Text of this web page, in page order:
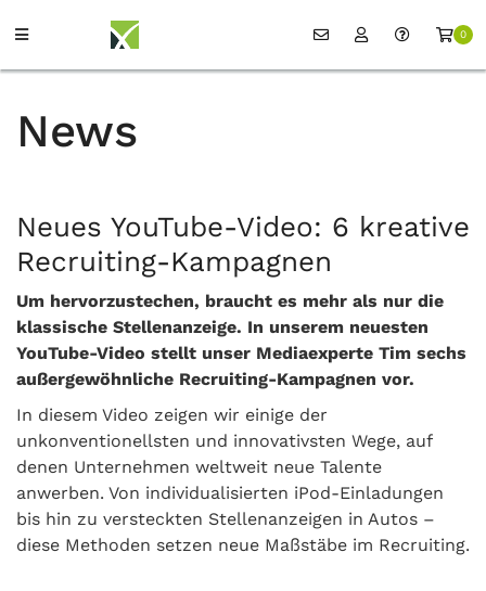
0
News
Neues YouTube-Video: 6 kreative
Recruiting-Kampagnen
Um hervorzustechen, braucht es mehr als nur die
klassische Stellenanzeige. In unserem neuesten
YouTube-Video stellt unser Mediaexperte Tim sechs
außergewöhnliche Recruiting-Kampagnen vor.
In diesem Video zeigen wir einige der
unkonventionellsten und innovativsten Wege, auf
denen Unternehmen weltweit neue Talente
anwerben. Von individualisierten iPod-Einladungen
bis hin zu versteckten Stellenanzeigen in Autos –
diese Methoden setzen neue Maßstäbe im Recruiting.